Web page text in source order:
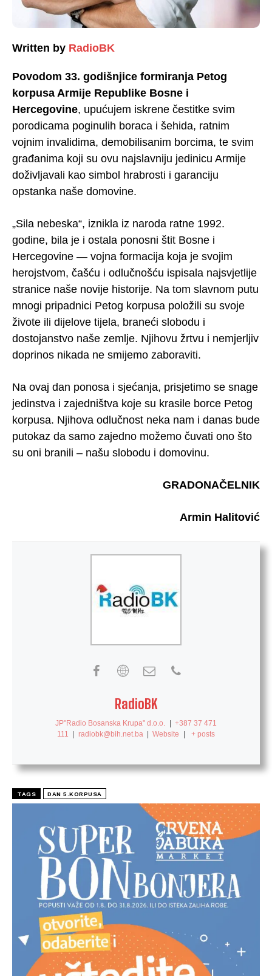
Written by RadioBK
Povodom 33. godišnjice formiranja Petog
korpusa Armije Republike Bosne i
Hercegovine, upućujem iskrene čestitke svim
porodicama poginulih boraca i šehida, ratnim
vojnim invalidima, demobilisanim borcima, te svim
građanima koji su ovu najslavniju jedinicu Armije
doživljavali kao simbol hrabrosti i garanciju
opstanka naše domovine.
„Sila nebeska“, iznikla iz naroda ratne 1992.
godine, bila je i ostala ponosni štit Bosne i
Hercegovine — vojna formacija koja je svojim
herojstvom, čašću i odlučnošću ispisala najsvjetlije
stranice naše novije historije. Na tom slavnom putu
mnogi pripadnici Petog korpusa položili su svoje
živote ili dijelove tijela, braneći slobodu i
dostojanstvo naše zemlje. Njihovu žrtvu i nemjerljiv
doprinos nikada ne smijemo zaboraviti.
Na ovaj dan ponosa i sjećanja, prisjetimo se snage
jedinstva i zajedništva koje su krasile borce Petog
korpusa. Njihova odlučnost neka nam i danas bude
putokaz da samo zajedno možemo čuvati ono što
su oni branili – našu slobodu i domovinu.
GRADONAČELNIK
Armin Halitović
RadioBK
JP"Radio Bosanska Krupa" d.o.o. | +387 37 471
111
| radiobk@bih.net.ba | Website | + posts
TAGS DAN 5.KORPUSA